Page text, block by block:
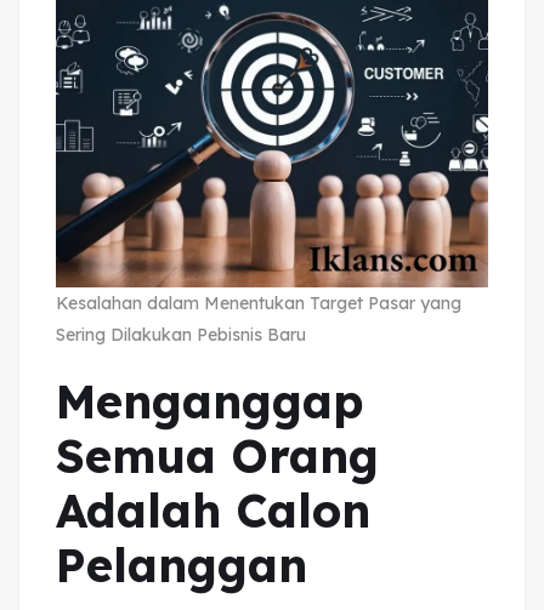
Kesalahan dalam Menentukan Target Pasar yang
Sering Dilakukan Pebisnis Baru
Menganggap
Semua Orang
Adalah Calon
Pelanggan